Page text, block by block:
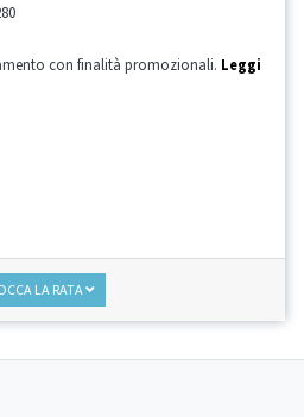
con finalità promozionali. Leggi
LA RATA